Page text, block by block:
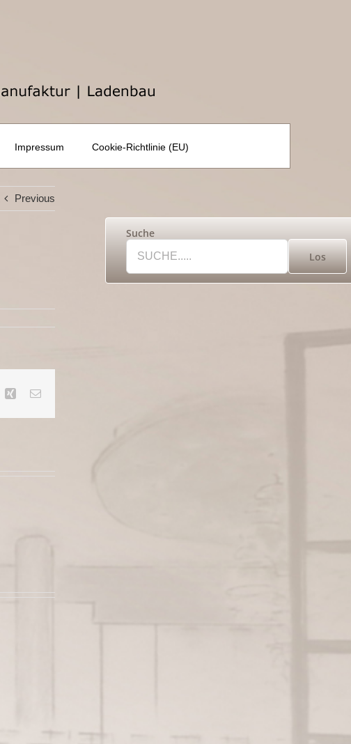
Impressum Cookie-Richtlinie (EU)
Previous
Xing Email
Suche
Los